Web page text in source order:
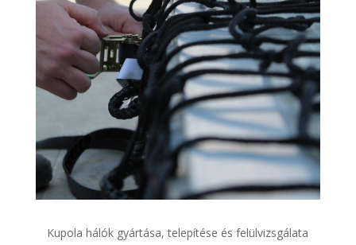
Kupola hálók gyártása, telepítése és felülvizsgálata